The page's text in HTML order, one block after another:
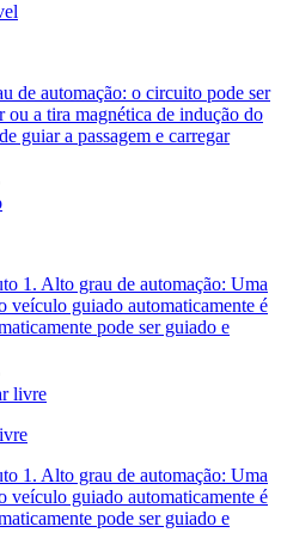
de automação: o circuito pode ser
ou a tira magnética de indução do
guiar a passagem e carregar
1. Alto grau de automação: Uma
veículo guiado automaticamente é
pode ser guiado e
1. Alto grau de automação: Uma
veículo guiado automaticamente é
pode ser guiado e